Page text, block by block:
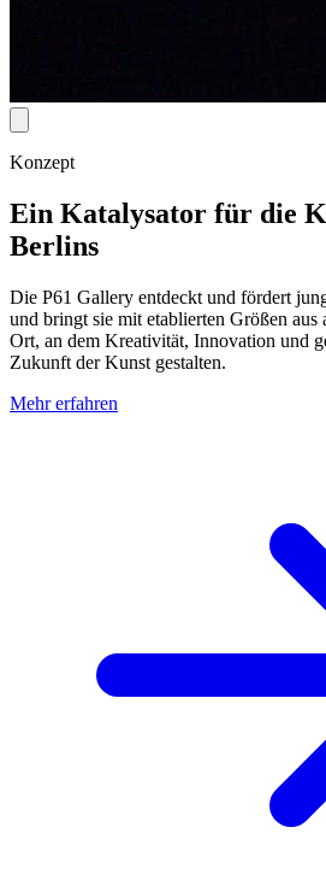
Konzept
Ein Katalysator für die
Berlins
Die P61 Gallery entdeckt und fördert
und bringt sie mit etablierten Größen aus
Ort, an dem Kreativität, Innovation und
Zukunft der Kunst gestalten.
Mehr erfahren